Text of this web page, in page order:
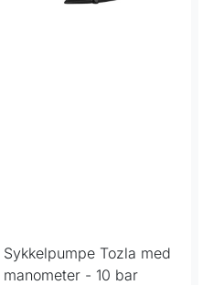
Sykkelpumpe Tozla med
manometer - 10 bar